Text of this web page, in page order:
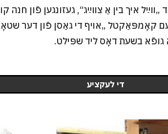
דאָס ליד „װײַל איך בין אַ צװײַג“, געזונגען
קאָמפּאַקטל „אױף די גאַסן פֿון דער
די לעקציע